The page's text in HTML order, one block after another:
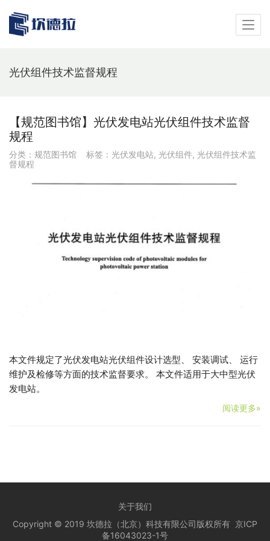
光伏组件技术监督规程
【规范图书馆】光伏发电站光伏组件技术监督
规程
分类： 规范图书馆 标签： 光伏发电站, 光伏组件, 光伏组件技术监
督规程
本文件规定了光伏发电站光伏组件设计选型、 安装调试、 运行
维护及检修等方面的技术监督要求。 本文件适用于大中型光伏
发电站。
阅读更多»
关于我们
Copyright © 2019 坎德拉（北京）科技有限公司版权所有 京ICP
备16043023-1号